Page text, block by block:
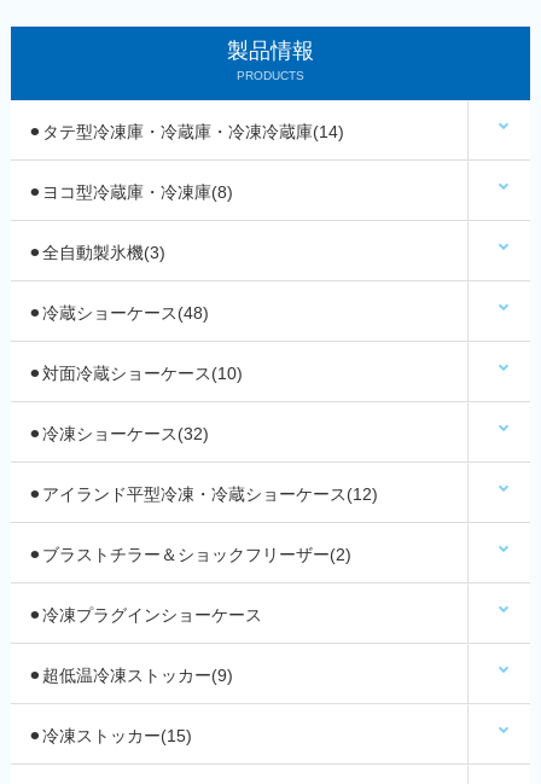
製品情報
PRODUCTS
⚫︎タテ型冷凍庫・冷蔵庫・冷凍冷蔵庫(14)
⚫︎ヨコ型冷蔵庫・冷凍庫(8)
⚫︎全自動製氷機(3)
⚫︎冷蔵ショーケース(48)
⚫︎対面冷蔵ショーケース(10)
⚫︎冷凍ショーケース(32)
⚫︎アイランド平型冷凍・冷蔵ショーケース(12)
⚫︎ブラストチラー＆ショックフリーザー(2)
⚫︎冷凍プラグインショーケース
⚫︎超低温冷凍ストッカー(9)
⚫︎冷凍ストッカー(15)